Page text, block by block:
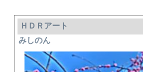
ＨＤＲアート
みしのん